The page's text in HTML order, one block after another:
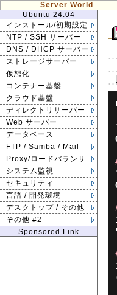
Server World
Ubuntu 24.04
インストール/初期設定
NTP / SSH サーバー
DNS / DHCP サーバー
ストレージサーバー
仮想化
コンテナー基盤
クラウド基盤
ディレクトリサーバー
Web サーバー
データベース
FTP / Samba / Mail
Proxy/ロードバランサ
システム監視
セキュリティ
言語 / 開発環境
デスクトップ / その他
その他 #2
Sponsored Link